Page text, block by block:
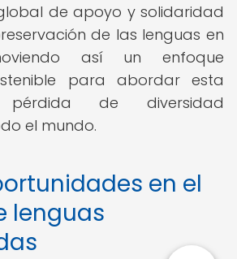
de apoyo y solidaridad
de las lenguas en
así un enfoque
para abordar esta
pérdida de diversidad
el mundo.
en el
lenguas